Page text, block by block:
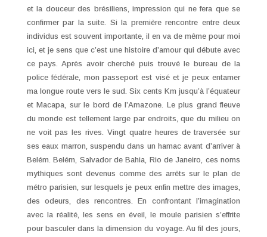
et la douceur des brésiliens, impression qui ne fera que se
confirmer par la suite. Si la première rencontre entre deux
individus est souvent importante, il en va de même pour moi
ici, et je sens que c’est une histoire d’amour qui débute avec
ce pays. Après avoir cherché puis trouvé le bureau de la
police fédérale, mon passeport est visé et je peux entamer
ma longue route vers le sud. Six cents Km jusqu’à l’équateur
et Macapa, sur le bord de l’Amazone. Le plus grand fleuve
du monde est tellement large par endroits, que du milieu on
ne voit pas les rives. Vingt quatre heures de traversée sur
ses eaux marron, suspendu dans un hamac avant d’arriver à
Belém. Belém, Salvador de Bahia, Rio de Janeiro, ces noms
mythiques sont devenus comme des arrêts sur le plan de
métro parisien, sur lesquels je peux enfin mettre des images,
des odeurs, des rencontres. En confrontant l’imagination
avec la réalité, les sens en éveil, le moule parisien s’effrite
pour basculer dans la dimension du voyage. Au fil des jours,